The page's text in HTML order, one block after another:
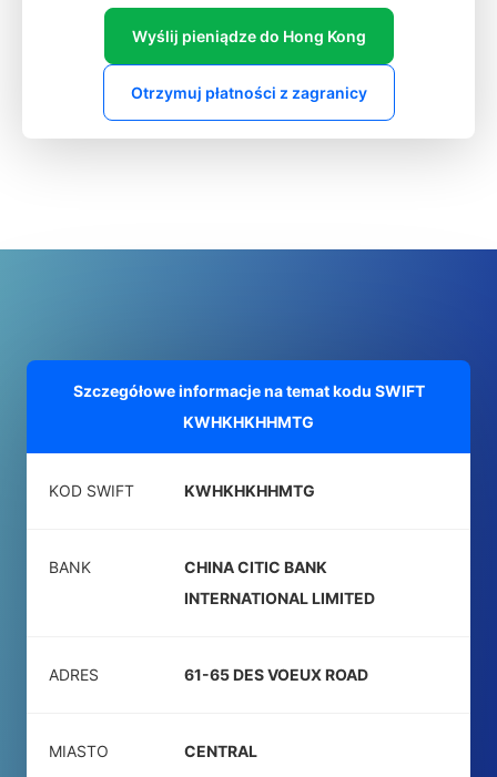
Wyślij pieniądze do Hong Kong
Otrzymuj płatności z zagranicy
Szczegółowe informacje na temat kodu SWIFT
KWHKHKHHMTG
KOD SWIFT KWHKHKHHMTG
BANK
CHINA CITIC BANK
INTERNATIONAL LIMITED
ADRES 61-65 DES VOEUX ROAD
MIASTO CENTRAL